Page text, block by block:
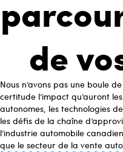
de
Nous n’avons pas une boule
certitude l’impact qu’auront
autonomes, les technologies
les défis de la chaîne
l’industrie automobile
que le secteur de la vente